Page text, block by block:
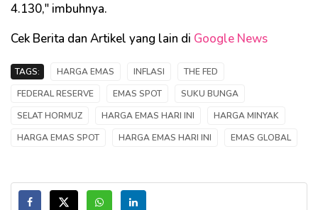
4.130," imbuhnya.
Cek Berita dan Artikel yang lain di Google News
TAGS: HARGA EMAS INFLASI
THE FED
FEDERAL RESERVE
EMAS SPOT
SUKU BUNGA
SELAT HORMUZ
HARGA EMAS HARI INI
HARGA MINYAK
HARGA EMAS SPOT
HARGA EMAS HARI INI EMAS GLOBAL